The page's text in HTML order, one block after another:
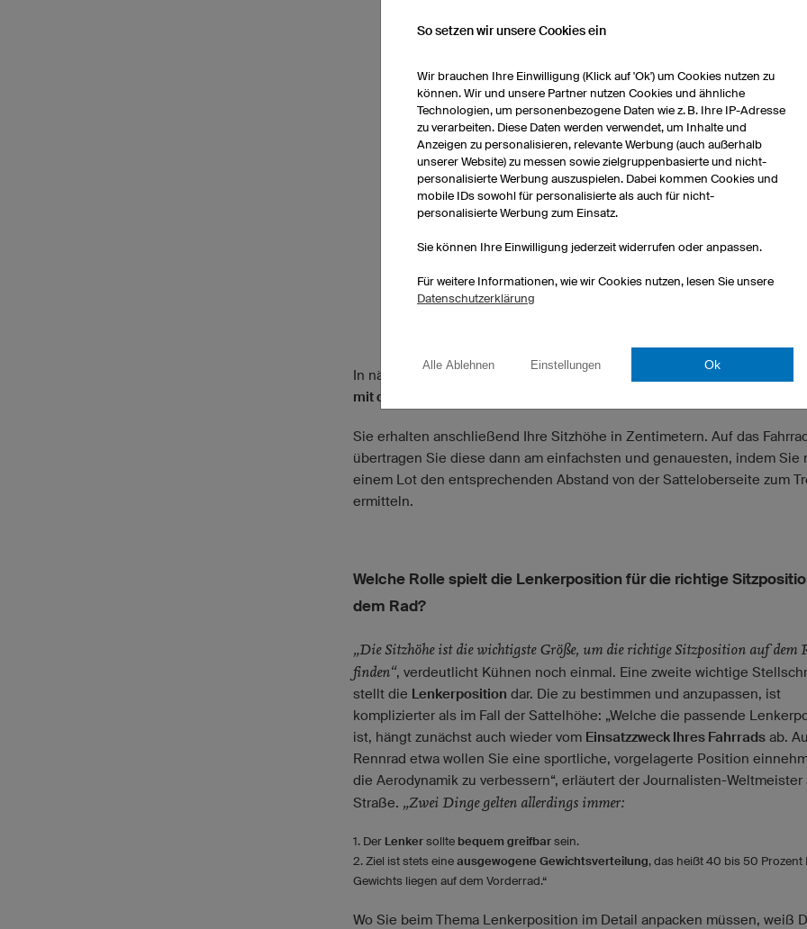
In nächsten Schritt müssen Sie die gemessene
mit dem Faktor 0,885 multiplizieren
Sie erhalten anschließend Ihre Sitzhöhe in Zentimetern. Auf das
übertragen Sie diese dann am einfachsten und genauesten, indem Sie
einem Lot den entsprechenden Abstand von der Satteloberseite zum
ermitteln.
Welche Rolle spielt die Lenkerposition für die richtige
dem Rad?
„Die Sitzhöhe ist die wichtigste Größe, um die richtige Sitzposition auf dem
finden“, verdeutlicht Kühnen noch einmal. Eine zweite wichtige
stellt die Lenkerposition dar. Die zu bestimmen und anzupassen, ist
komplizierter als im Fall der Sattelhöhe: „Welche die passende
ist, hängt zunächst auch wieder vom Einsatzzweck Ihres Fahrrads ab.
Rennrad etwa wollen Sie eine sportliche, vorgelagerte Position
die Aerodynamik zu verbessern“, erläutert der Journalisten-Weltmeister
Straße. „Zwei Dinge gelten allerdings immer:
1. Der Lenker sollte bequem greifbar sein.
2. Ziel ist stets eine ausgewogene Gewichtsverteilung, das heißt 40 bis 50 Prozent
Gewichts liegen auf dem Vorderrad.“
Wo Sie beim Thema Lenkerposition im Detail anpacken müssen, weiß
So setzen wir unsere Cookies ein
Wir brauchen Ihre Einwilligung (Klick auf 'Ok') um Cookies nutzen zu
können. Wir und unsere Partner nutzen Cookies und ähnliche
Technologien, um personenbezogene Daten wie z. B. Ihre IP-Adresse
zu verarbeiten. Diese Daten werden verwendet, um Inhalte und
Anzeigen zu personalisieren, relevante Werbung (auch außerhalb
unserer Website) zu messen sowie zielgruppenbasierte und nicht-
personalisierte Werbung auszuspielen. Dabei kommen Cookies und
mobile IDs sowohl für personalisierte als auch für nicht-
personalisierte Werbung zum Einsatz.
Sie können Ihre Einwilligung jederzeit widerrufen oder anpassen.
Für weitere Informationen, wie wir Cookies nutzen, lesen Sie unsere
Datenschutzerklärung
Alle Ablehnen Einstellungen Ok